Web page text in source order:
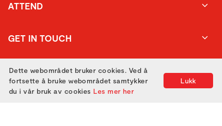
ATTEND
GET IN TOUCH
Lukk
Dette webområdet bruker cookies. Ved å
fortsette å bruke webområdet samtykker
du i vår bruk av cookies Les mer her